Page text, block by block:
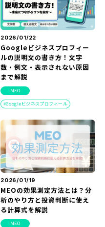
2026/01/22
Googleビジネスプロフィー
ルの説明文の書き方！文字
数・例文・表示されない原因
まで解説
MEO
Googleビジネスプロフィール
2026/01/19
MEOの効果測定方法とは？分
析のやり方と投資判断に使え
る計算式を解説
MEO